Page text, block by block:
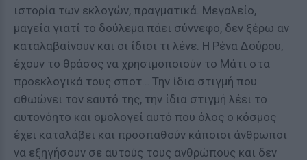
ιστορία των εκλογών, πραγματικά. Μεγαλείο,
μαγεία γιατί το δούλεμα πάει σύννεφο, δεν ξέρω αν
καταλαβαίνουν και οι ίδιοι τι λένε. Η Ρένα Δούρου,
έχουν το θράσος να χρησιμοποιούν το Μάτι στα
προεκλογικά τους σποτ… Την ίδια στιγμή που
αθωώνει τον εαυτό της, την ίδια στιγμή λέει το
αυτονόητο και ομολογεί αυτό που όλος ο κόσμος
έχει καταλάβει και προσπαθούν κάποιοι άνθρωποι
να εξηγήσουν σε αυτούς τους ανθρώπους και δεν